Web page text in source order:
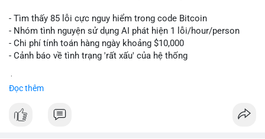
📰 Nguồn: Cointelegraph
- Tìm thấy 85 lỗi cực nguy hiểm trong code Bitcoin
- Nhóm tình nguyện sử dụng AI phát hiện 1 lỗi/hour/person
- Chi phí tính toán hàng ngày khoảng $10,000
- Cảnh báo về tình trạng 'rất xấu' của hệ thống
Đọc thêm